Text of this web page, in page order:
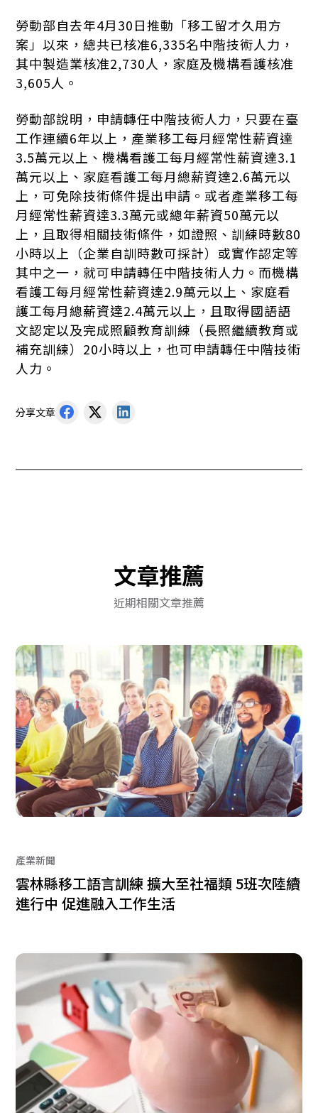
勞動部自去年4月30日推動「移工留才久用方
案」以來，總共已核准6,335名中階技術人力，
其中製造業核准2,730人，家庭及機構看護核准
3,605人。
勞動部說明，申請轉任中階技術人力，只要在臺
工作連續6年以上，產業移工每月經常性薪資達
3.5萬元以上、機構看護工每月經常性薪資達3.1
萬元以上、家庭看護工每月總薪資達2.6萬元以
上，可免除技術條件提出申請。或者產業移工每
月經常性薪資達3.3萬元或總年薪資50萬元以
上，且取得相關技術條件，如證照、訓練時數80
小時以上（企業自訓時數可採計）或實作認定等
其中之一，就可申請轉任中階技術人力。而機構
看護工每月經常性薪資達2.9萬元以上、家庭看
護工每月總薪資達2.4萬元以上，且取得國語語
文認定以及完成照顧教育訓練（長照繼續教育或
補充訓練）20小時以上，也可申請轉任中階技術
人力。
分享文章
文章推薦
近期相關文章推薦
產業新聞
雲林縣移工語言訓練 擴大至社福類 5班次陸續
進行中 促進融入工作生活